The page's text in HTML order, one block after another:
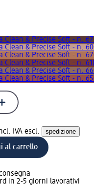
Clean & Precise Soft - n.
Clean & Precise Soft - n.
Clean & Precise Soft - n.
Clean & Precise Soft - n.
Clean & Precise Soft - n.
Clean & Precise Soft - n.
IVA escl. spedizione
al carrello
in 2-5 giorni lavorativi